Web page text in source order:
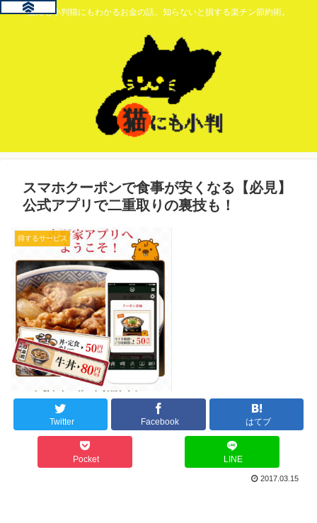
猫にも小判猫にもわかるお金の話。知らないと損する楽チン節約術。
スマホクーポンで食事が安くなる【必見】
公式アプリで二重取りの裏技も！
得するサービス
Twitter Facebook はてブ
Pocket LINE
2017.03.15